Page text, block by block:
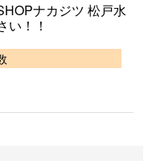
ナカジツ 松戸水
い！！